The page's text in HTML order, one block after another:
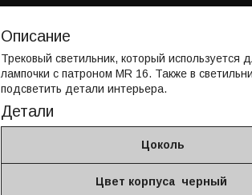
Описание
Трековый светильник, который
лампочки с патроном MR 16. Также в
подсветить детали интерьера.
Детали
Цоколь
Цвет корпуса черный